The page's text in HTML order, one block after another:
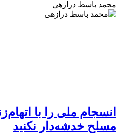
محمد باسط درازهی
انسجام ملی را با
مسلح خدشه‌دار نکنید